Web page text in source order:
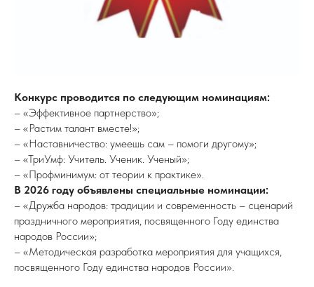
Конкурс проводится по следующим номинациям:
– «Эффективное партнерство»;
– «Растим талант вместе!»;
– «Наставничество: умеешь сам – помоги другому»;
– «ТриУмф: Учитель. Ученик. Ученый»;
– «Профминимум: от теории к практике».
В 2026 году объявлены специальные номинации:
– «Дружба народов: традиции и современность – сценарий
праздничного мероприятия, посвященного Году единства
народов России»;
– «Методическая разработка мероприятия для учащихся,
посвященного Году единства народов России».